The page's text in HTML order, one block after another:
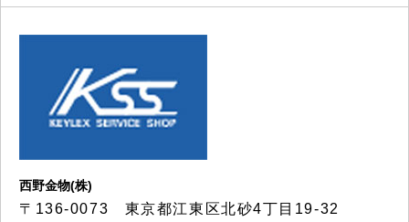
西野金物(株)
〒136-0073 東京都江東区北砂4丁目19-32